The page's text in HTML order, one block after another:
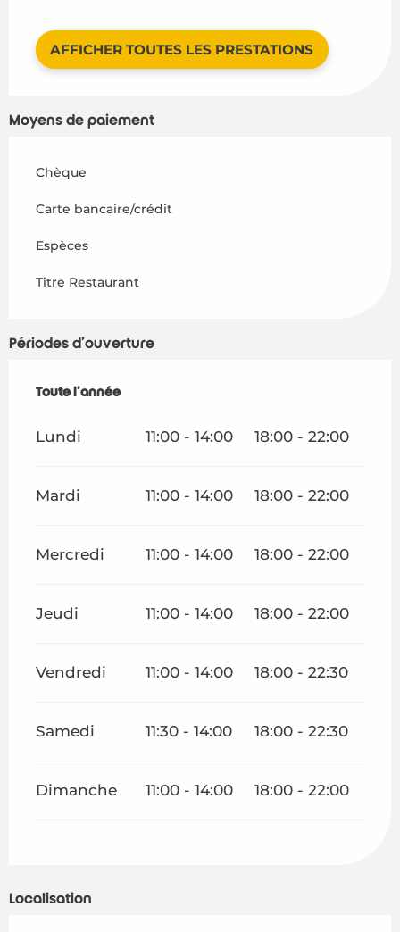
AFFICHER TOUTES LES PRESTATIONS
Moyens de paiement
Chèque
Carte bancaire/crédit
Espèces
Titre Restaurant
Périodes d'ouverture
Toute l'année
Toute l'année
Lundi 11:00 - 14:00 18:00 - 22:00
Mardi 11:00 - 14:00 18:00 - 22:00
Mercredi 11:00 - 14:00 18:00 - 22:00
Jeudi 11:00 - 14:00 18:00 - 22:00
Vendredi 11:00 - 14:00 18:00 - 22:30
Samedi 11:30 - 14:00 18:00 - 22:30
Dimanche 11:00 - 14:00 18:00 - 22:00
Localisation